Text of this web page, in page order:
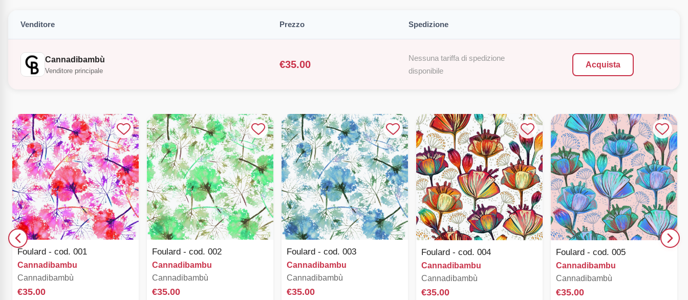
Venditore Prezzo Spedizione
Cannadibambù
Venditore principale
€35.00
Nessuna tariffa di spedizione
disponibile
Acquista
Foulard - cod. 001
Cannadibambu
Cannadibambù
€35.00
Foulard - cod. 002
Cannadibambu
Cannadibambù
€35.00
Foulard - cod. 003
Cannadibambu
Cannadibambù
€35.00
Foulard - cod. 004
Cannadibambu
Cannadibambù
€35.00
Foulard - cod. 005
Cannadibambu
Cannadibambù
€35.00